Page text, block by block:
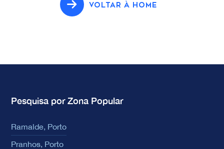
VOLTAR À HOME
Pesquisa por Zona Popular
Ramalde, Porto
Pranhos, Porto